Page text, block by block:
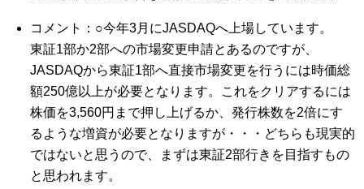
コメント：○今年3月にJASDAQへ上場しています。
東証1部か2部への市場変更申請とあるのですが、
JASDAQから東証1部へ直接市場変更を行うには時価総
額250億以上が必要となります。これをクリアするには
株価を3,560円まで押し上げるか、発行株数を2倍にす
るような増資が必要となりますが・・・どちらも現実的
ではないと思うので、まずは東証2部行きを目指すもの
と思われます。